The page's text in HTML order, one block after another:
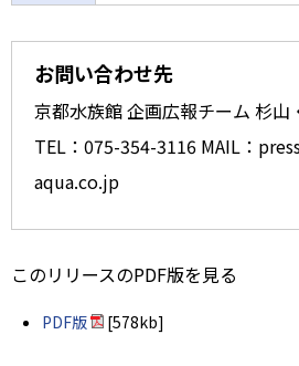
お問い合わせ先
京都水族館 企画広報チーム 杉山
TEL：075-354-3116 MAIL：
aqua.co.jp
このリリースのPDF版を見る
PDF版 [578kb]